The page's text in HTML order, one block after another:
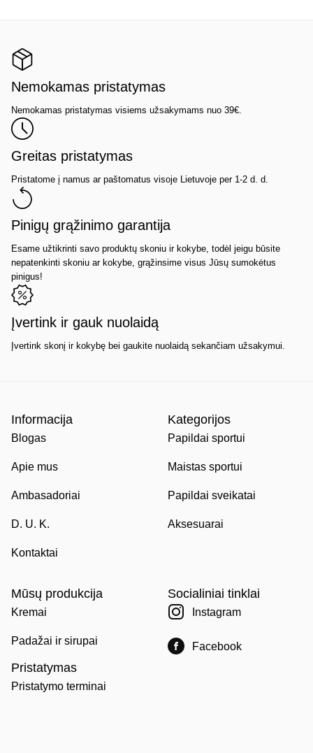
Nemokamas pristatymas
Nemokamas pristatymas visiems užsakymams nuo 39€.
Greitas pristatymas
Pristatome į namus ar paštomatus visoje Lietuvoje per 1-2 d. d.
Pinigų grąžinimo garantija
Esame užtikrinti savo produktų skoniu ir kokybe, todėl jeigu būsite
nepatenkinti skoniu ar kokybe, grąžinsime visus Jūsų sumokėtus
pinigus!
Įvertink ir gauk nuolaidą
Įvertink skonį ir kokybę bei gaukite nuolaidą sekančiam užsakymui.
Informacija
Blogas
Apie mus
Ambasadoriai
D. U. K.
Kontaktai
Kategorijos
Papildai sportui
Maistas sportui
Papildai sveikatai
Aksesuarai
Mūsų produkcija
Kremai
Padažai ir sirupai
Pristatymas
Pristatymo terminai
Socialiniai tinklai
Instagram
Facebook